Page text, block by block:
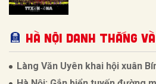
Hà Nội Danh thắng
Làng Văn Uyên khai hội xuân